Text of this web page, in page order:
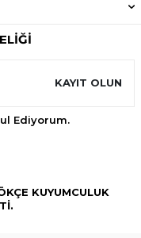
KAYIT OLUN
Ediyorum.
KUYUMCULUK